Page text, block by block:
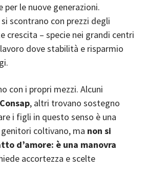
le nuove generazioni.
si scontrano con prezzi degli
crescita – specie nei grandi centri
dove stabilità e risparmio
con i propri mezzi. Alcuni
, altri trovano sostegno
i figli in questo senso è una
coltivano, ma non si
d’amore: è una manovra
accortezza e scelte